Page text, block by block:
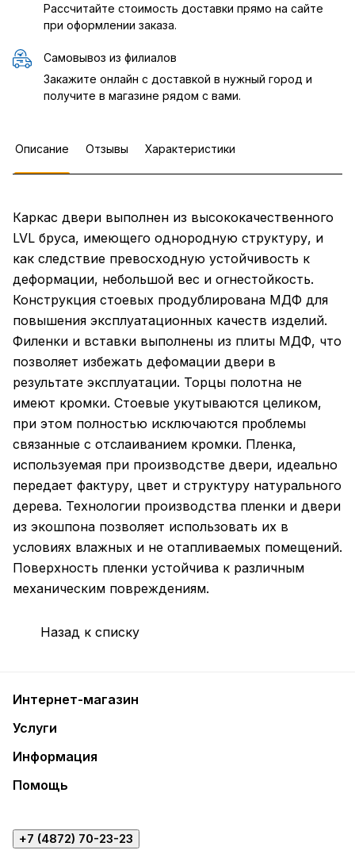
Рассчитайте стоимость доставки прямо на сайте
при оформлении заказа.
Самовывоз из филиалов
Закажите онлайн с доставкой в нужный город и
получите в магазине рядом с вами.
Описание Отзывы Характеристики
Каркас двери выполнен из высококачественного
LVL бруса, имеющего однородную структуру, и
как следствие превосходную устойчивость к
деформации, небольшой вес и огнестойкость.
Конструкция стоевых продублирована МДФ для
повышения эксплуатационных качеств изделий.
Филенки и вставки выполнены из плиты МДФ, что
позволяет избежать дефомации двери в
результате эксплуатации. Торцы полотна не
имеют кромки. Стоевые укутываются целиком,
при этом полностью исключаются проблемы
связанные с отслаиванием кромки. Пленка,
используемая при производстве двери, идеально
передает фактуру, цвет и структуру натурального
дерева. Технологии производства пленки и двери
из экошпона позволяет использовать их в
условиях влажных и не отапливаемых помещений.
Поверхность пленки устойчива к различным
механическим повреждениям.
Назад к списку
Интернет-магазин
Услуги
Информация
Помощь
+7 (4872) 70-23-23